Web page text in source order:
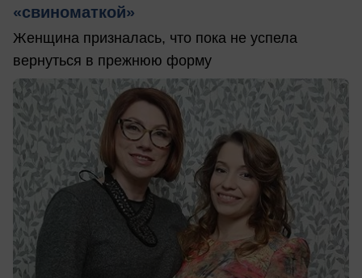
«свиноматкой»
Женщина призналась, что пока не успела
вернуться в прежнюю форму